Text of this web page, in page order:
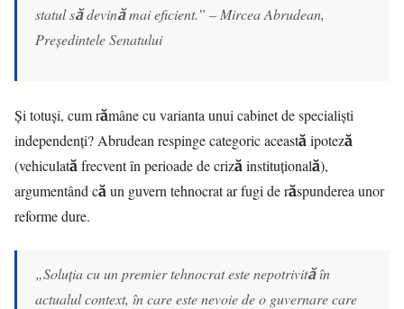
statul să devină mai eficient.” – Mircea Abrudean,
Președintele Senatului
Și totuși, cum rămâne cu varianta unui cabinet de specialiști
independenți? Abrudean respinge categoric această ipoteză
(vehiculată frecvent în perioade de criză instituțională),
argumentând că un guvern tehnocrat ar fugi de răspunderea unor
reforme dure.
„Soluția cu un premier tehnocrat este nepotrivită în
actualul context, în care este nevoie de o guvernare care